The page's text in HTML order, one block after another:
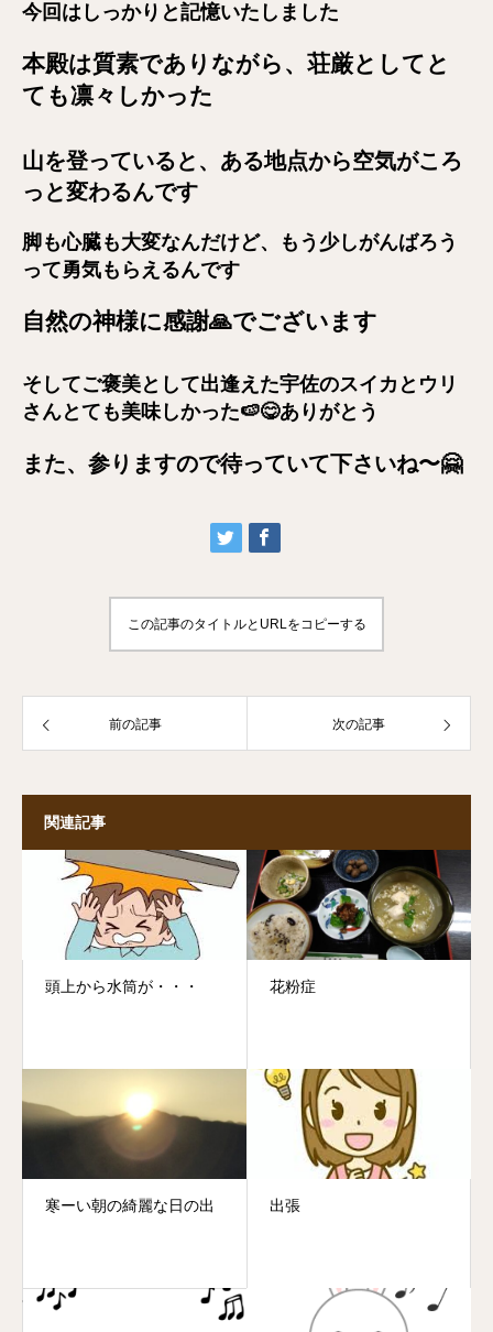
今回はしっかりと記憶いたしました
本殿は質素でありながら、荘厳としてと
ても凛々しかった
山を登っていると、ある地点から空気がころ
っと変わるんです
脚も心臓も大変なんだけど、もう少しがんばろう
って勇気もらえるんです
自然の神様に感謝🙏でございます
そしてご褒美として出逢えた宇佐のスイカとウリ
さんとても美味しかった🍉😋ありがとう
また、参りますので待っていて下さいね〜🤗
この記事のタイトルとURLをコピーする
前の記事 次の記事
関連記事
頭上から水筒が・・・ 花粉症
寒ーい朝の綺麗な日の出 出張